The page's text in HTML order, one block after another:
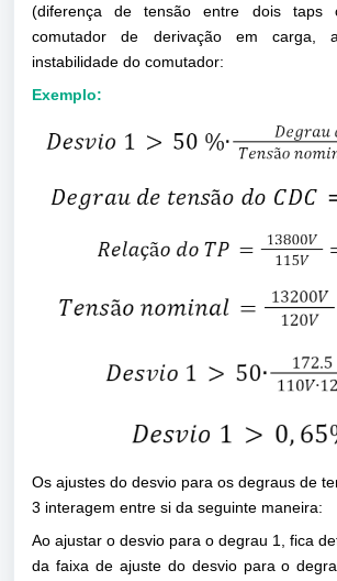
(diferença de tensão entre dois taps
comutador de derivação em
instabilidade do comutador:
Exemplo:
Os ajustes do desvio para os degraus de
3 interagem entre si da seguinte maneira:
Ao ajustar o desvio para o degrau 1, fica
da faixa de ajuste do desvio para o